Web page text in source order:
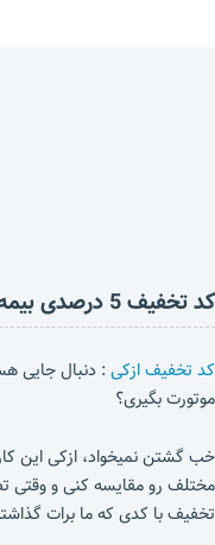
کد تخفیف 5 درصدی بیمه شخص ثالث موتور سیکلت ازکی
کد تخفیف ازکی: دنبال جایی
موتورت بگیری؟
خب گشتن نمیخواد، ازکی این
تخفیف با کدی که ما برات